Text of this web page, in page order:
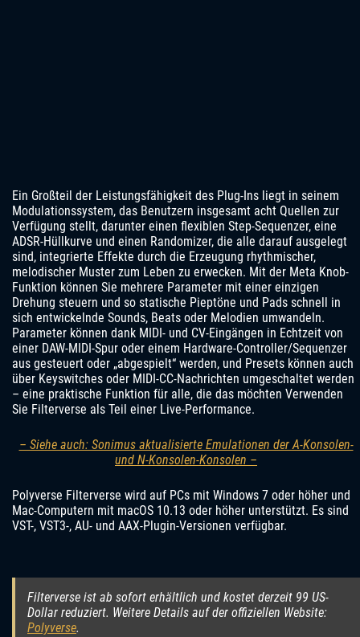
Ein Großteil der Leistungsfähigkeit des Plug-Ins liegt in seinem
Modulationssystem, das Benutzern insgesamt acht Quellen zur
Verfügung stellt, darunter einen flexiblen Step-Sequenzer, eine
ADSR-Hüllkurve und einen Randomizer, die alle darauf ausgelegt
sind, integrierte Effekte durch die Erzeugung rhythmischer,
melodischer Muster zum Leben zu erwecken. Mit der Meta Knob-
Funktion können Sie mehrere Parameter mit einer einzigen
Drehung steuern und so statische Pieptöne und Pads schnell in
sich entwickelnde Sounds, Beats oder Melodien umwandeln.
Parameter können dank MIDI- und CV-Eingängen in Echtzeit von
einer DAW-MIDI-Spur oder einem Hardware-Controller/Sequenzer
aus gesteuert oder „abgespielt“ werden, und Presets können auch
über Keyswitches oder MIDI-CC-Nachrichten umgeschaltet werden
– eine praktische Funktion für alle, die das möchten Verwenden
Sie Filterverse als Teil einer Live-Performance.
– Siehe auch: Sonimus aktualisierte Emulationen der A-Konsolen-
und N-Konsolen-Konsolen –
Polyverse Filterverse wird auf PCs mit Windows 7 oder höher und
Mac-Computern mit macOS 10.13 oder höher unterstützt. Es sind
VST-, VST3-, AU- und AAX-Plugin-Versionen verfügbar.
Filterverse ist ab sofort erhältlich und kostet derzeit 99 US-
Dollar reduziert. Weitere Details auf der offiziellen Website:
Polyverse.